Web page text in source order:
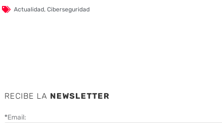
Actualidad,Ciberseguridad
RECIBE LA NEWSLETTER
*Email: